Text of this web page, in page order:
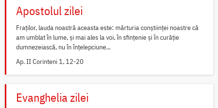
Apostolul zilei
Fraților, lauda noastră aceasta este: mărturia conștiinței noastre că
am umblat în lume, și mai ales la voi, în sfințenie și în curăție
dumnezeiască, nu în înțelepciune...
Ap. II Corinteni 1, 12-20
Evanghelia zilei